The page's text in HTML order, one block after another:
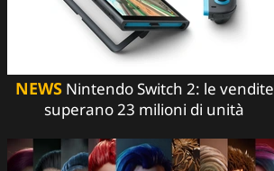
NEWSNintendo Switch 2: le vendite
superano 23 milioni di unità